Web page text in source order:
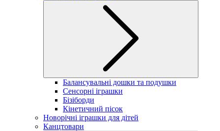
Балансувальні дошки та подушки
Сенсорні іграшки
Бізіборди
Кінетичний пісок
Новорічні іграшки для дітей
Канцтовари